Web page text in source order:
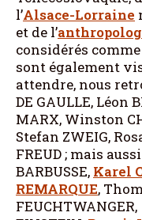
l’Alsace-Lorraine
et de l’
considérés comme
sont également
attendre, nous
DE GAULLE, Léon
MARX, Winston
Stefan ZWEIG,
FREUD ; mais
BARBUSSE, Karel
REMARQUE,